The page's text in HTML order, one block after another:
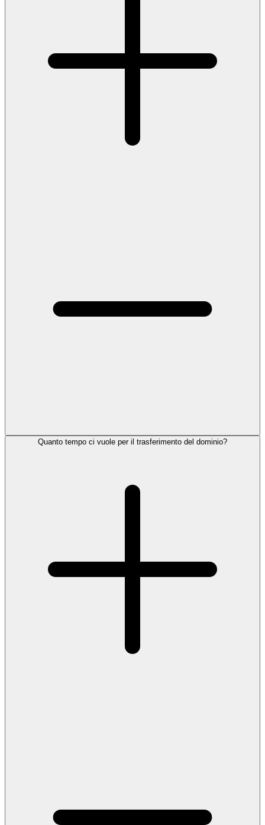
Quanto tempo ci vuole per il trasferimento del dominio?